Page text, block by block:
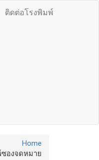
ติดต่อโรงพิมพ์
Home
องจดหมาย